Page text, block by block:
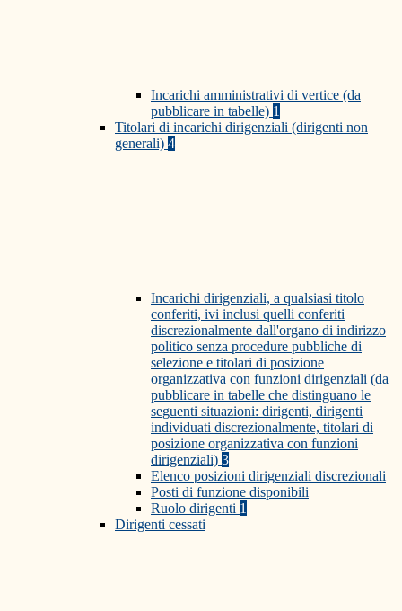
Incarichi amministrativi di vertice (da
pubblicare in tabelle) 1
Titolari di incarichi dirigenziali (dirigenti non
generali) 4
Incarichi dirigenziali, a qualsiasi titolo
conferiti, ivi inclusi quelli conferiti
discrezionalmente dall'organo di indirizzo
politico senza procedure pubbliche di
selezione e titolari di posizione
organizzativa con funzioni dirigenziali (da
pubblicare in tabelle che distinguano le
seguenti situazioni: dirigenti, dirigenti
individuati discrezionalmente, titolari di
posizione organizzativa con funzioni
dirigenziali) 3
Elenco posizioni dirigenziali discrezionali
Posti di funzione disponibili
Ruolo dirigenti 1
Dirigenti cessati